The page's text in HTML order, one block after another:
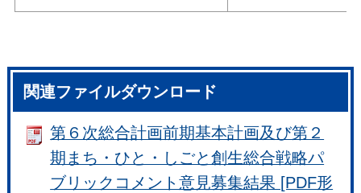
関連ファイルダウンロード
第６次総合計画前期基本計画及び第２
期まち・ひと・しごと創生総合戦略パ
ブリックコメント意見募集結果 [PDF形